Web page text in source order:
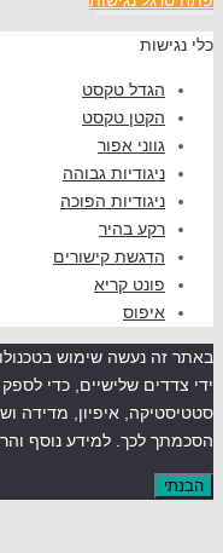
טקסט
טקסט
אפור
גבוהה
הפוכה
בהיר
קישורים
קריא
שלישיים, כדי לספק לך
איפיון, מדידה ושיווק.
לכך. למידע נוסף והרחבה,